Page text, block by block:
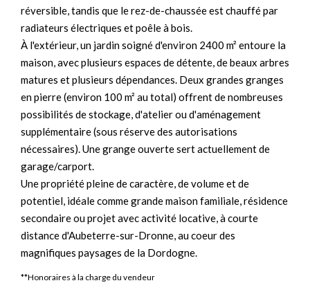
réversible, tandis que le rez-de-chaussée est chauffé par
radiateurs électriques et poêle à bois.
À l'extérieur, un jardin soigné d'environ 2400 m² entoure la
maison, avec plusieurs espaces de détente, de beaux arbres
matures et plusieurs dépendances. Deux grandes granges
en pierre (environ 100 m² au total) offrent de nombreuses
possibilités de stockage, d'atelier ou d'aménagement
supplémentaire (sous réserve des autorisations
nécessaires). Une grange ouverte sert actuellement de
garage/carport.
Une propriété pleine de caractère, de volume et de
potentiel, idéale comme grande maison familiale, résidence
secondaire ou projet avec activité locative, à courte
distance d'Aubeterre-sur-Dronne, au coeur des
magnifiques paysages de la Dordogne.
**Honoraires à la charge du vendeur